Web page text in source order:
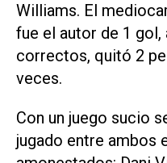
Williams. El
fue el autor de 1
correctos, quitó 2
veces.
Con un juego sucio
jugado entre ambos